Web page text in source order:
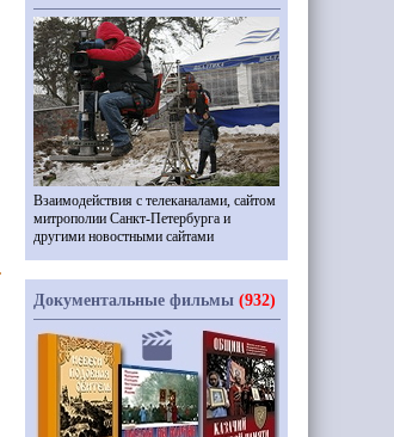
Взаимодействия с телеканалами, сайтом
митрополии Санкт-Петербурга и
другими новостными сайтами
Документальные фильмы (932)